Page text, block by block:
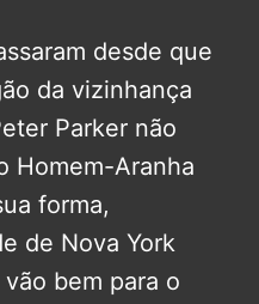
desde que
da vizinhança
Parker não
Homem-Aranha
forma,
de Nova York
bem para o